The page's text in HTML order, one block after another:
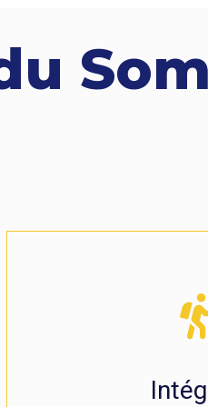
Nous sommes une
juste et